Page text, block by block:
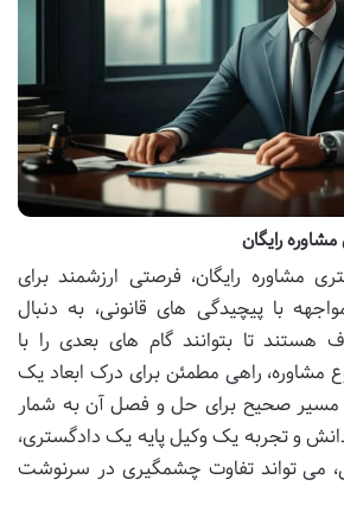
رایگان
مشاوره رایگان، فرصتی ارزشمند برای
با پیچیدگی های قانونی، به دنبال
هستند تا بتوانند گام های بعدی را با
مشاوره، راهی مطمئن برای درک ابعاد یک
مسیر صحیح برای حل و فصل آن به شمار
و تجربه یک وکیل پایه یک دادگستری،
می تواند تفاوت چشمگیری در سرنوشت